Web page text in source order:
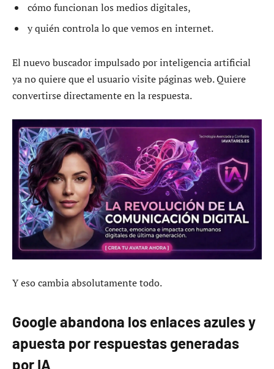
cómo funcionan los medios digitales,
y quién controla lo que vemos en internet.
El nuevo buscador impulsado por inteligencia artificial
ya no quiere que el usuario visite páginas web. Quiere
convertirse directamente en la respuesta.
Y eso cambia absolutamente todo.
Google abandona los enlaces azules y
apuesta por respuestas generadas
por IA